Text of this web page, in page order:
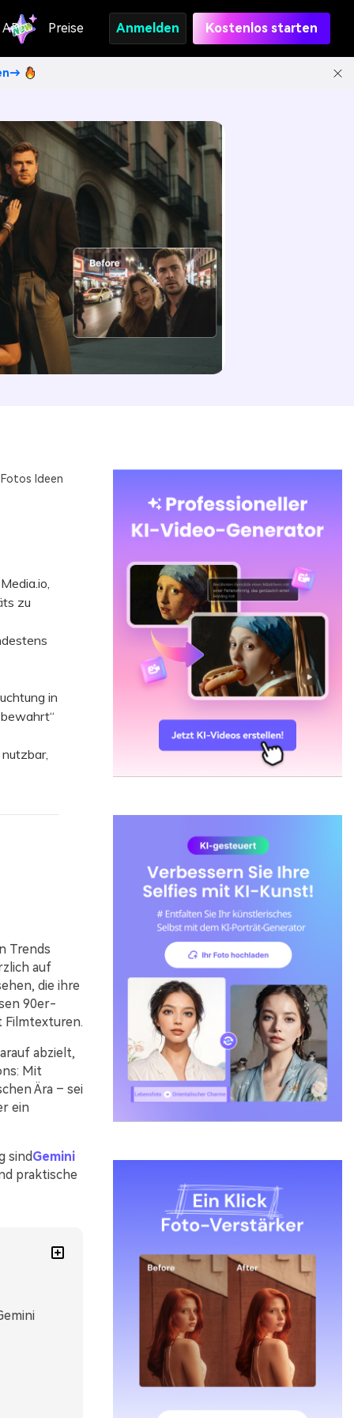
API Preise Anmelden Kostenlos starten
Ideen
zu
in
Trends
auf
die ihre
90er-
Filmtexturen.
abzielt,
Mit
Ära – sei
ein
sindGemini
praktische